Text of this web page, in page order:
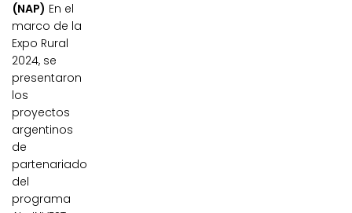
(NAP) En el
marco de la
Expo Rural
2024, se
presentaron
los
proyectos
argentinos
de
partenariado
del
programa